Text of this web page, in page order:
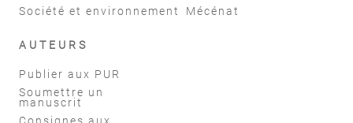
Société et environnement
Mécénat
AUTEURS
Publier aux PUR
Soumettre un
manuscrit
Consignes aux